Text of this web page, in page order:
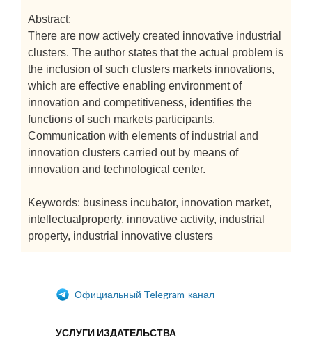
Abstract:
There are now actively created innovative industrial
clusters. The author states that the actual problem is
the inclusion of such clusters markets innovations,
which are effective enabling environment of
innovation and competitiveness, identifies the
functions of such markets participants.
Communication with elements of industrial and
innovation clusters carried out by means of
innovation and technological center.
Keywords: business incubator, innovation market,
intellectualproperty, innovative activity, industrial
property, industrial innovative clusters
Официальный Telegram-канал
УСЛУГИ ИЗДАТЕЛЬСТВА